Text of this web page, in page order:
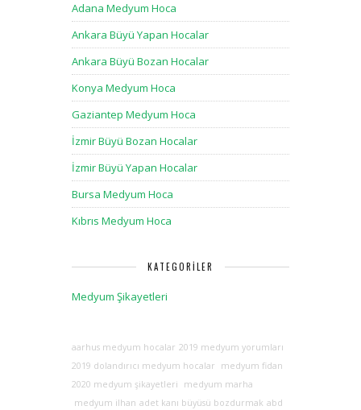
Adana Medyum Hoca
Ankara Büyü Yapan Hocalar
Ankara Büyü Bozan Hocalar
Konya Medyum Hoca
Gaziantep Medyum Hoca
İzmir Büyü Bozan Hocalar
İzmir Büyü Yapan Hocalar
Bursa Medyum Hoca
Kıbrıs Medyum Hoca
KATEGORILER
Medyum Şikayetleri
aarhus medyum hocalar 2019 medyum yorumları
2019 dolandırıcı medyum hocalar
medyum fidan
2020 medyum şikayetleri
medyum marha
medyum ilhan adet kanı büyüsü bozdurmak abd